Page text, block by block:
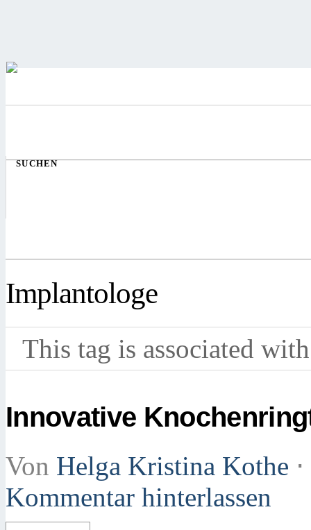
SUCHEN
Implantologe
This tag is associated
Innovative
Von Helga Kristina Kothe ⋅
Kommentar hinterlassen